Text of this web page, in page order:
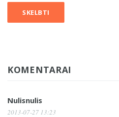
KOMENTARAI
Nulisnulis
2013-07-27 13:23